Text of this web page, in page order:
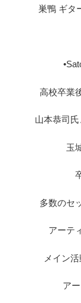
巣鴨 ギタ
高校卒業
山本恭司
玉
多数のセ
アーテ
メイン
ア